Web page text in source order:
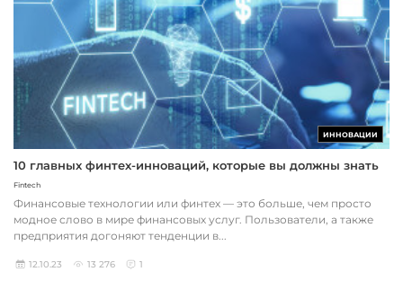
ИННОВАЦИИ
10 главных финтех-инноваций, которые вы должны знать
Fintech
Финансовые технологии или финтех — это больше, чем просто
модное слово в мире финансовых услуг. Пользователи, а также
предприятия догоняют тенденции в...
12.10.23 13 276 1